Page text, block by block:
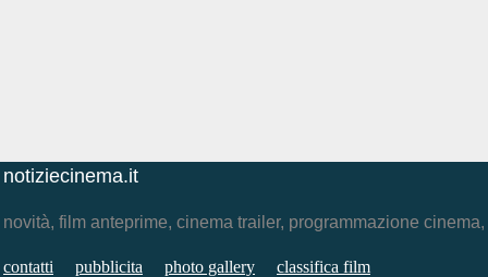
notiziecinema.it
novità, film anteprime, cinema trailer, programmazione
contatti pubblicita photo gallery classifica film